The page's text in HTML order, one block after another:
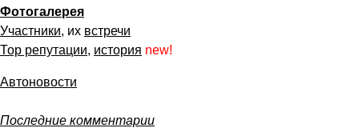
Фотогалерея
Участники, их встречи
Тор репутации, история new!
Автоновости
Последние комментарии